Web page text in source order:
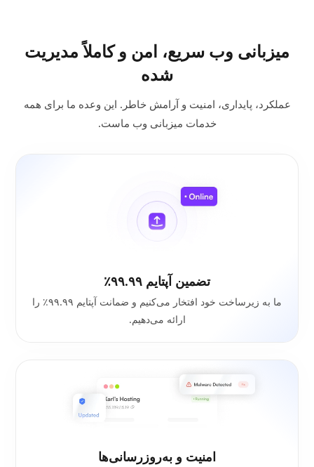
میزبانی وب سریع، امن و کاملاً مدیریت
شده
عملکرد، پایداری، امنیت و آرامش خاطر. این وعده ما برای همه
خدمات میزبانی وب ماست.
تضمین آپتایم ۹۹.۹۹٪
ما به زیرساخت خود افتخار می‌کنیم و ضمانت آپتایم ۹۹.۹۹٪ را
ارائه می‌دهیم.
امنیت و به‌روزرسانی‌ها